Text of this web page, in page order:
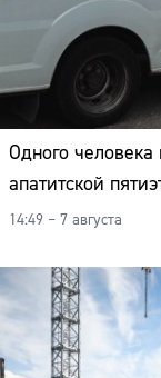
Одного
апатитской
14:49 – 7 августа